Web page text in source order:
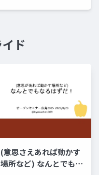
ド
(意思さえあれば動かす
場所など) なんとでもな